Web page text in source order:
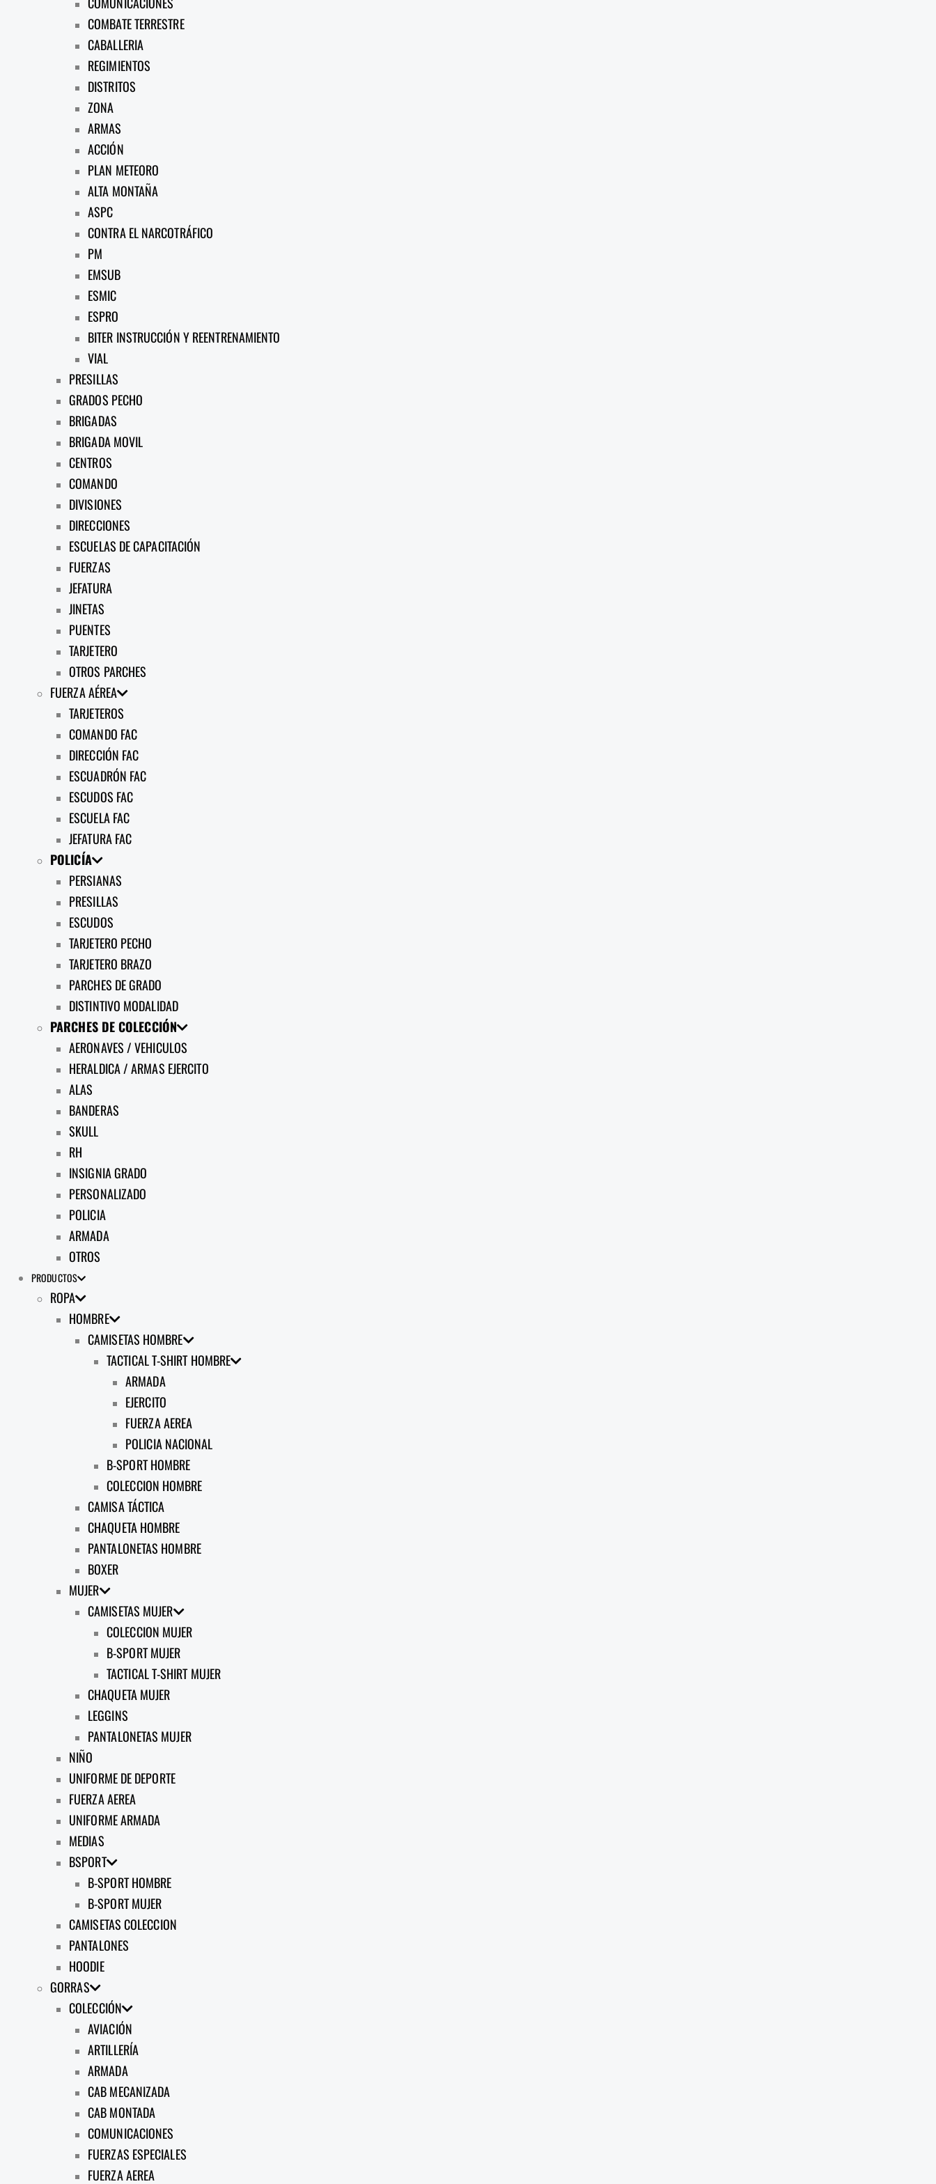
COMBATE TERRESTRE
CABALLERIA
REGIMIENTOS
DISTRITOS
ZONA
ARMAS
ACCIÓN
PLAN METEORO
ALTA MONTAÑA
ASPC
CONTRA EL NARCOTRÁFICO
PM
EMSUB
ESMIC
ESPRO
BITER INSTRUCCIÓN Y REENTRENAMIENTO
VIAL
PRESILLAS
GRADOS PECHO
BRIGADAS
BRIGADA MOVIL
CENTROS
COMANDO
DIVISIONES
DIRECCIONES
ESCUELAS DE CAPACITACIÓN
FUERZAS
JEFATURA
JINETAS
PUENTES
TARJETERO
OTROS PARCHES
FUERZA AÉREA
TARJETEROS
COMANDO FAC
DIRECCIÓN FAC
ESCUADRÓN FAC
ESCUDOS FAC
ESCUELA FAC
JEFATURA FAC
POLICÍA
PERSIANAS
PRESILLAS
ESCUDOS
TARJETERO PECHO
TARJETERO BRAZO
PARCHES DE GRADO
DISTINTIVO MODALIDAD
PARCHES DE COLECCIÓN
AERONAVES / VEHICULOS
HERALDICA / ARMAS EJERCITO
ALAS
BANDERAS
SKULL
RH
INSIGNIA GRADO
PERSONALIZADO
POLICIA
ARMADA
OTROS
PRODUCTOS
ROPA
HOMBRE
CAMISETAS HOMBRE
TACTICAL T-SHIRT HOMBRE
ARMADA
EJERCITO
FUERZA AEREA
POLICIA NACIONAL
B-SPORT HOMBRE
COLECCION HOMBRE
CAMISA TÁCTICA
CHAQUETA HOMBRE
PANTALONETAS HOMBRE
BOXER
MUJER
CAMISETAS MUJER
COLECCION MUJER
B-SPORT MUJER
TACTICAL T-SHIRT MUJER
CHAQUETA MUJER
LEGGINS
PANTALONETAS MUJER
NIÑO
UNIFORME DE DEPORTE
FUERZA AEREA
UNIFORME ARMADA
MEDIAS
BSPORT
B-SPORT HOMBRE
B-SPORT MUJER
CAMISETAS COLECCION
PANTALONES
HOODIE
GORRAS
COLECCIÓN
AVIACIÓN
ARTILLERÍA
ARMADA
CAB MECANIZADA
CAB MONTADA
COMUNICACIONES
FUERZAS ESPECIALES
FUERZA AEREA